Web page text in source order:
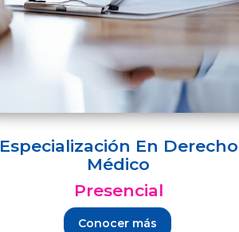
Especialización En Derecho
Médico
Presencial
Conocer más